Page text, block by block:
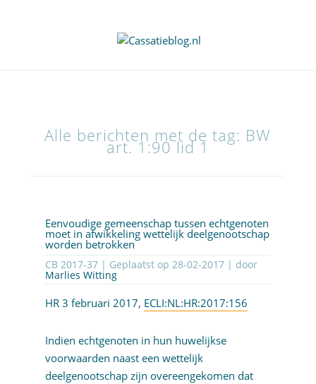
Alle berichten met de tag: BW
art. 1:90 lid 1
Eenvoudige gemeenschap tussen echtgenoten
moet in afwikkeling wettelijk deelgenootschap
worden betrokken
CB 2017-37 | Geplaatst op 28-02-2017| door
Marlies Witting
HR 3 februari 2017, ECLI:NL:HR:2017:156
Indien echtgenoten in hun huwelijkse
voorwaarden naast een wettelijk
deelgenootschap zijn overeengekomen dat